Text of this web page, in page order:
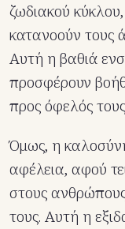
ζωδιακού
κατανοούν τους
Αυτή η βαθιά
προσφέρουν
προς όφελός
Όμως, η
αφέλεια, αφού
στους
τους. Αυτή η